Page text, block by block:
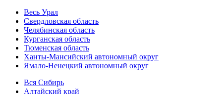
Весь Урал
Свердловская область
Челябинская область
Курганская область
Тюменская область
Ханты-Мансийский автономный округ
Ямало-Ненецкий автономный округ
Вся Сибирь
Алтайский край